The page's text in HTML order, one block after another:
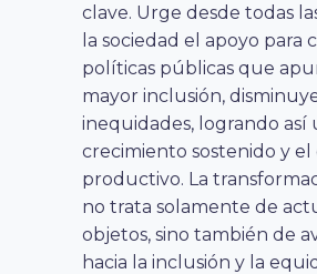
clave. Urge desde todas
la sociedad el apoyo para
políticas públicas que
mayor inclusión,
inequidades, logrando así
crecimiento sostenido y el
productivo. La
no trata solamente de
objetos, sino también de
hacia la inclusión y la